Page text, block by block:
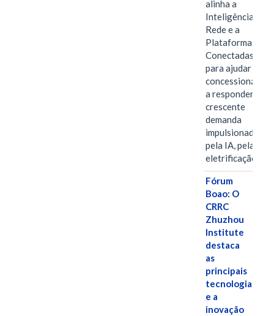
alinha a
Inteligência de
Rede e a
Plataformas
Conectadas
para ajudar as
concessionárias
a responder à
crescente
demanda
impulsionada
pela IA, pela
eletrificação…
Fórum
Boao: O
CRRC
Zhuzhou
Institute
destaca
as
principais
tecnologias
e a
inovação